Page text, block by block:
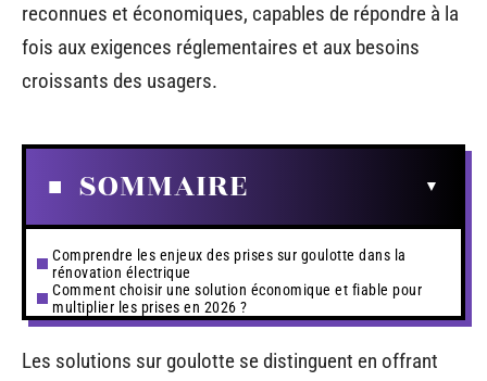
reconnues et économiques, capables de répondre à la
fois aux exigences réglementaires et aux besoins
croissants des usagers.
SOMMAIRE
Comprendre les enjeux des prises sur goulotte dans la
rénovation électrique
Comment choisir une solution économique et fiable pour
multiplier les prises en 2026 ?
Les solutions sur goulotte se distinguent en offrant